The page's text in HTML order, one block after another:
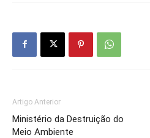
Artigo Anterior
Ministério da Destruição do
Meio Ambiente